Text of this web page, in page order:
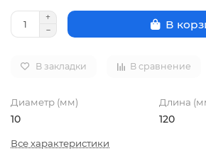
В
В закладки В сравнение
Диаметр (мм)
10
Длина
120
Все характеристики